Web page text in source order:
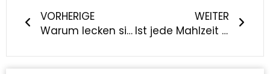
VORHERIGE
Warum lecken sich Hunde die Pfoten？
WEITER
Ist jede Mahlzeit eine chaotische Schlacht? Ein wissenschaftlich entwickeltes Fütterungsset kann alles ändern!